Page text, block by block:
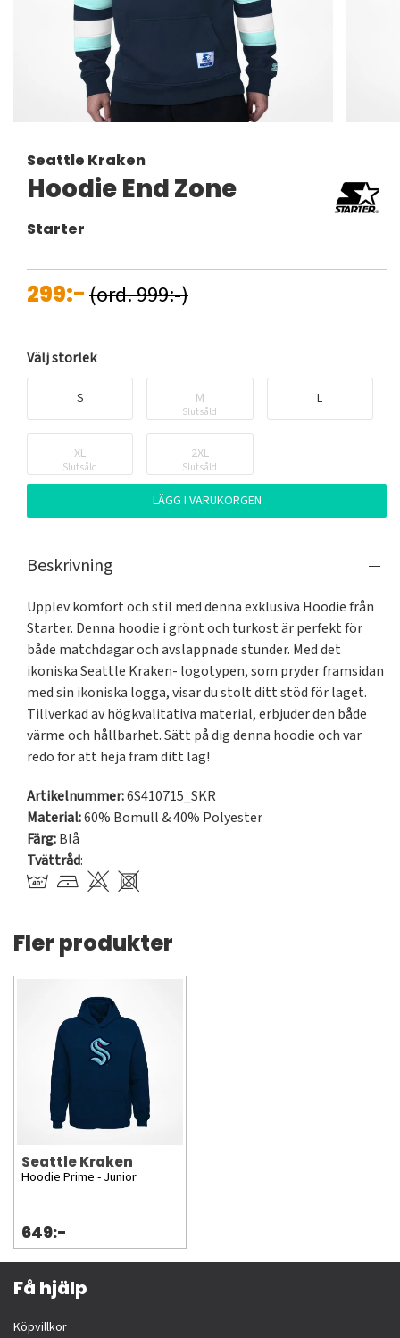
Seattle Kraken
Hoodie End Zone
Starter
299:-(ord. 999:-)
Välj storlek
S M
Slutsåld
L
XL
Slutsåld
2XL
Slutsåld
LÄGG I VARUKORGEN
Beskrivning
Upplev komfort och stil med denna exklusiva Hoodie från
Starter. Denna hoodie i grönt och turkost är perfekt för
både matchdagar och avslappnade stunder. Med det
ikoniska Seattle Kraken- logotypen, som pryder framsidan
med sin ikoniska logga, visar du stolt ditt stöd för laget.
Tillverkad av högkvalitativa material, erbjuder den både
värme och hållbarhet. Sätt på dig denna hoodie och var
redo för att heja fram ditt lag!
Artikelnummer:6S410715_SKR
Material:60% Bomull & 40% Polyester
Färg:Blå
Tvättråd:
Fler produkter
Seattle Kraken
Hoodie Prime - Junior
649:-
Få hjälp
Köpvillkor